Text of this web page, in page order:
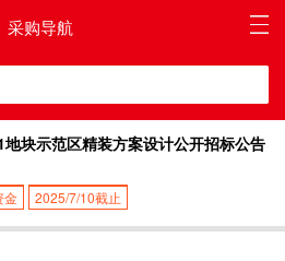
采购导航
块示范区精装方案设计公开招标公告
金 2025/7/10截止